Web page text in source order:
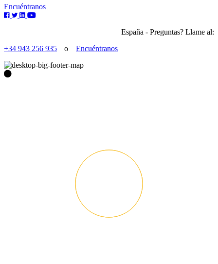
Encuéntranos
España - Preguntas? Llame al:
+34 943 256 935
o Encuéntranos